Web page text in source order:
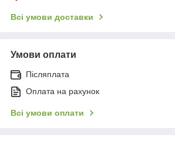
Всі умови доставки
Умови оплати
Післяплата
Оплата на рахунок
Всі умови оплати